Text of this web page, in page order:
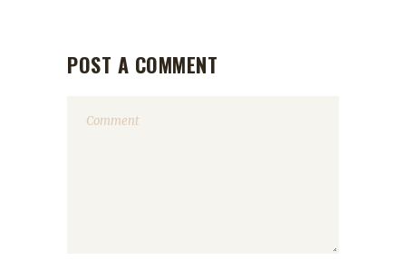
POST A COMMENT